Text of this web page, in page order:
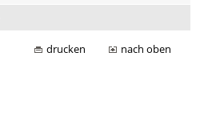
drucken nach oben